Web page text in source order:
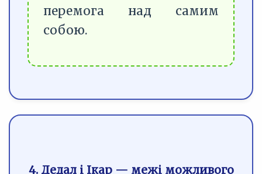
перемога над самим
собою.
4. Дедал і Ікар — межі можливого